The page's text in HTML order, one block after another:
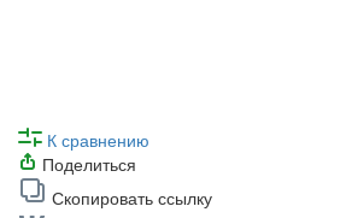
К сравнению
Поделиться
Скопировать ссылку